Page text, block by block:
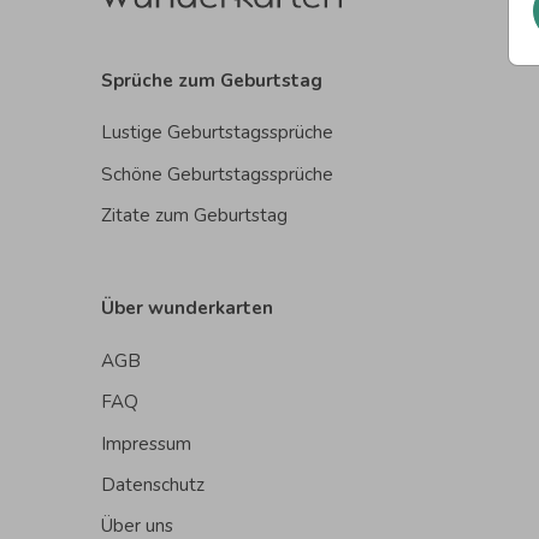
Sprüche zum Geburtstag
Lustige Geburtstagssprüche
Schöne Geburtstagssprüche
Zitate zum Geburtstag
Über wunderkarten
AGB
FAQ
Impressum
Datenschutz
Über uns